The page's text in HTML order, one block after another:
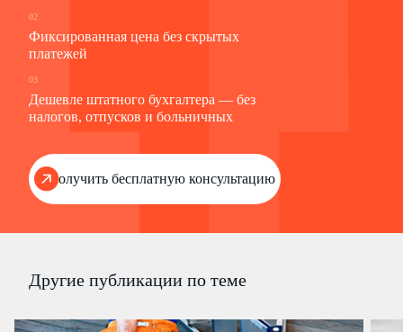
02
Фиксированная цена без скрытых
платежей
03
Дешевле штатного бухгалтера — без
налогов, отпусков и больничных
Получить бесплатную консультацию
Другие публикации по теме